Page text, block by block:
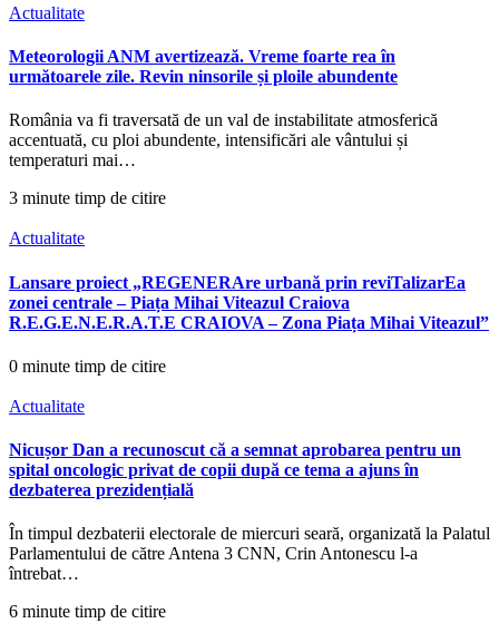
Actualitate
Meteorologii ANM avertizează. Vreme foarte rea în
următoarele zile. Revin ninsorile și ploile abundente
România va fi traversată de un val de instabilitate atmosferică
accentuată, cu ploi abundente, intensificări ale vântului și
temperaturi mai…
3 minute timp de citire
Actualitate
Lansare proiect „REGENERAre urbană prin reviTalizarEa
zonei centrale – Piața Mihai Viteazul Craiova
R.E.G.E.N.E.R.A.T.E CRAIOVA – Zona Piața Mihai Viteazul”
0 minute timp de citire
Actualitate
Nicușor Dan a recunoscut că a semnat aprobarea pentru un
spital oncologic privat de copii după ce tema a ajuns în
dezbaterea prezidențială
În timpul dezbaterii electorale de miercuri seară, organizată la Palatul
Parlamentului de către Antena 3 CNN, Crin Antonescu l-a
întrebat…
6 minute timp de citire